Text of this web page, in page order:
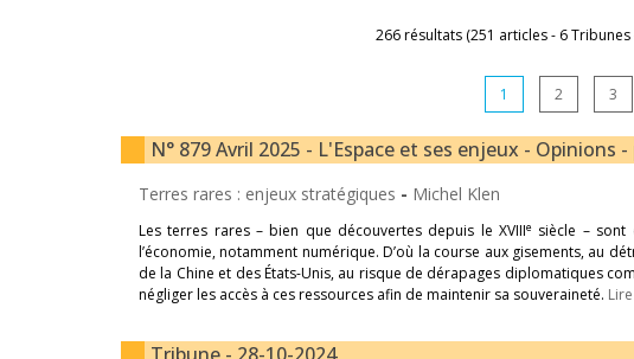
266 résultats (251 articles - 6
1 2 3
N° 879 Avril 2025 - L'Espace et ses enjeux - Opinions -
Terres rares : enjeux stratégiques - Michel Klen
Les terres rares – bien que découvertes depuis le XVIIIe siècle – sont
l’économie, notamment numérique. D’où la course aux gisements, au
de la Chine et des États-Unis, au risque de dérapages diplomatiques
négliger les accès à ces ressources afin de maintenir sa souveraineté.